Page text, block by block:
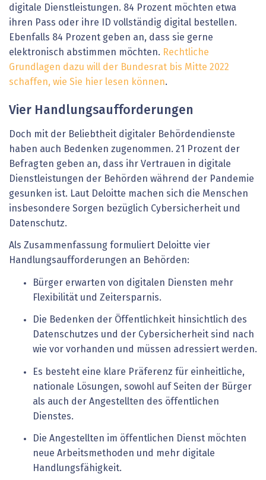
digitale Dienstleistungen. 84 Prozent möchten etwa
ihren Pass oder ihre ID vollständig digital bestellen.
Ebenfalls 84 Prozent geben an, dass sie gerne
elektronisch abstimmen möchten. Rechtliche
Grundlagen dazu will der Bundesrat bis Mitte 2022
schaffen, wie Sie hier lesen können.
Vier Handlungsaufforderungen
Doch mit der Beliebtheit digitaler Behördendienste
haben auch Bedenken zugenommen. 21 Prozent der
Befragten geben an, dass ihr Vertrauen in digitale
Dienstleistungen der Behörden während der Pandemie
gesunken ist. Laut Deloitte machen sich die Menschen
insbesondere Sorgen bezüglich Cybersicherheit und
Datenschutz.
Als Zusammenfassung formuliert Deloitte vier
Handlungsaufforderungen an Behörden:
Bürger erwarten von digitalen Diensten mehr
Flexibilität und Zeitersparnis.
Die Bedenken der Öffentlichkeit hinsichtlich des
Datenschutzes und der Cybersicherheit sind nach
wie vor vorhanden und müssen adressiert werden.
Es besteht eine klare Präferenz für einheitliche,
nationale Lösungen, sowohl auf Seiten der Bürger
als auch der Angestellten des öffentlichen
Dienstes.
Die Angestellten im öffentlichen Dienst möchten
neue Arbeitsmethoden und mehr digitale
Handlungsfähigkeit.